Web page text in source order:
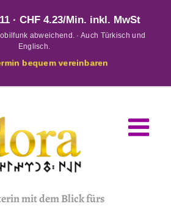
· CHF 4.23/Min. inkl. MwSt
abweichend. · Auch Türkisch und
Englisch.
bequem vereinbaren
mit dem Blick fürs